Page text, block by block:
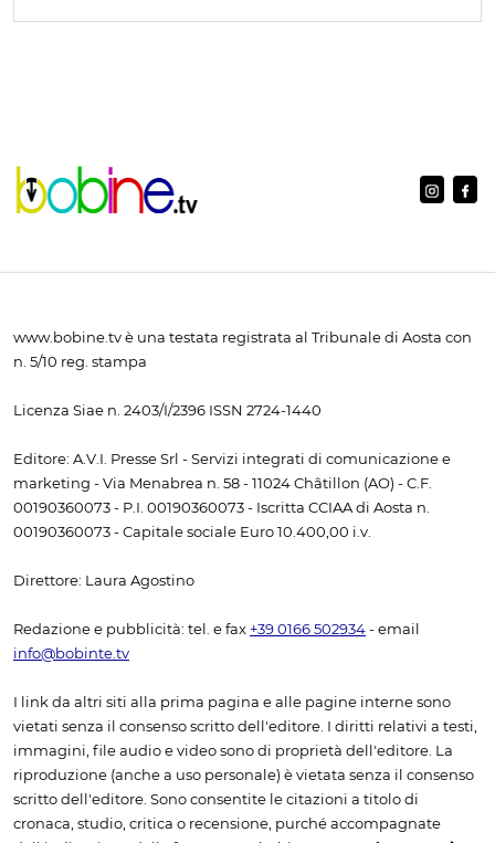
www.bobine.tv è una testata registrata al Tribunale di Aosta con
n. 5/10 reg. stampa
Licenza Siae n. 2403/I/2396 ISSN 2724-1440
Editore: A.V.I. Presse Srl - Servizi integrati di comunicazione e
marketing - Via Menabrea n. 58 - 11024 Châtillon (AO) - C.F.
00190360073 - P.I. 00190360073 - Iscritta CCIAA di Aosta n.
00190360073 - Capitale sociale Euro 10.400,00 i.v.
Direttore: Laura Agostino
Redazione e pubblicità: tel. e fax +39 0166 502934 - email
info@bobinte.tv
I link da altri siti alla prima pagina e alle pagine interne sono
vietati senza il consenso scritto dell'editore. I diritti relativi a testi,
immagini, file audio e video sono di proprietà dell'editore. La
riproduzione (anche a uso personale) è vietata senza il consenso
scritto dell'editore. Sono consentite le citazioni a titolo di
cronaca, studio, critica o recensione, purché accompagnate